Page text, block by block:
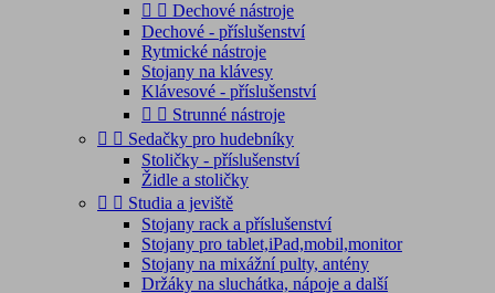
  Dechové nástroje
Dechové - příslušenství
Rytmické nástroje
Stojany na klávesy
Klávesové - příslušenství
  Strunné nástroje
  Sedačky pro hudebníky
Stoličky - příslušenství
Židle a stoličky
  Studia a jeviště
Stojany rack a příslušenství
Stojany pro tablet,iPad,mobil,monitor
Stojany na mixážní pulty, antény
Držáky na sluchátka, nápoje a další